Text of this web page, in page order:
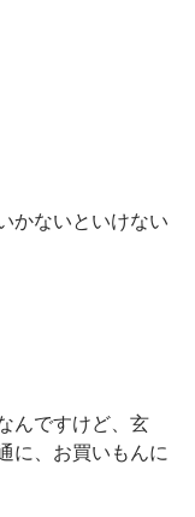
かないといけない
んですけど、玄
に、お買いもんに